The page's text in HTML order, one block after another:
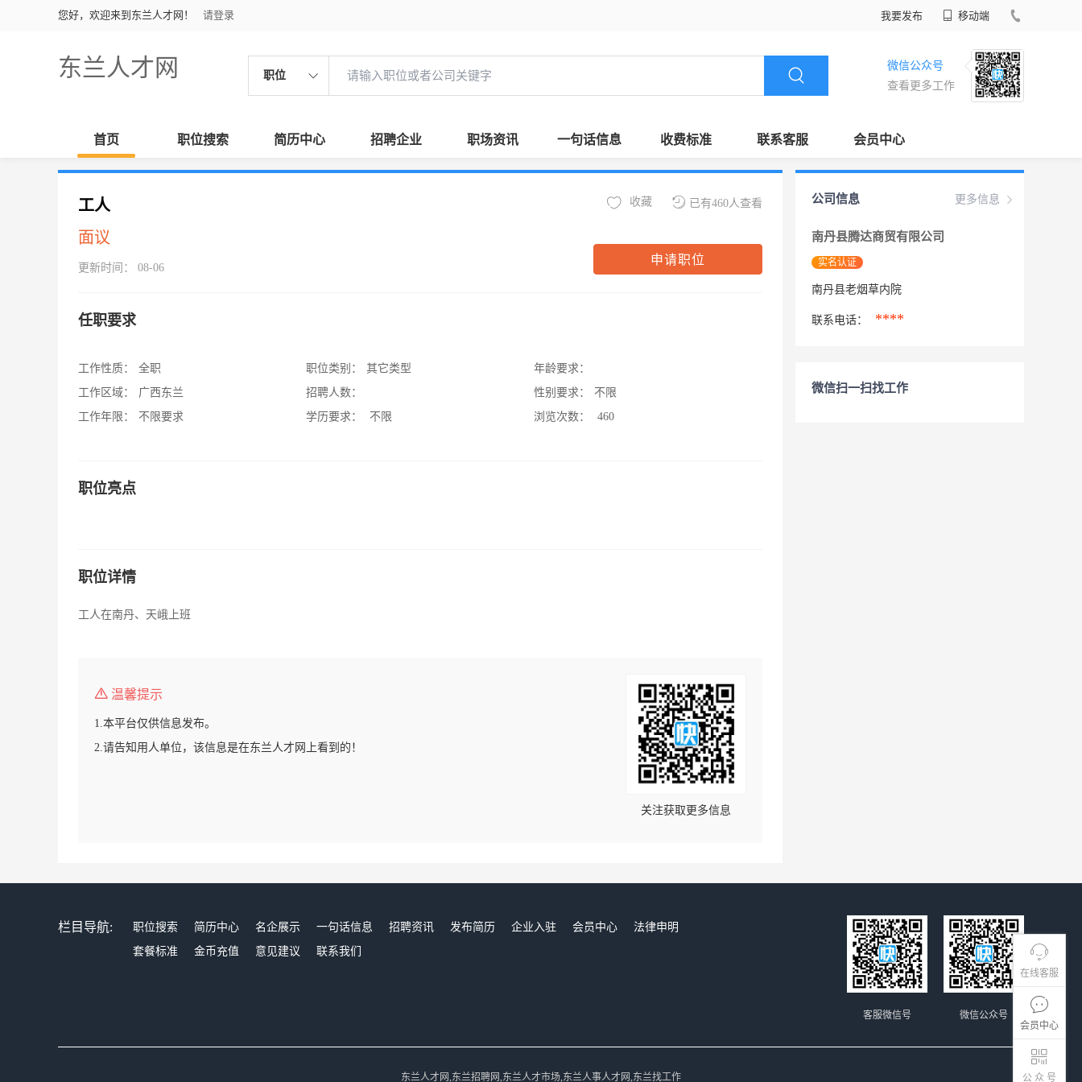
您好，欢迎来到东兰人才网！ 请登录 我要发布 移动端
东兰人才网 职位
微信公众号
查看更多工作
首页 职位搜索 简历中心 招聘企业 职场资讯 一句话信息 收费标准 联系客服 会员中心
在线客服
会员中心
公 众 号
工人
面议
更新时间： 08-06
已有460人查看
收藏
申请职位
任职要求
工作性质：
全职
工作区域：
广西东兰
工作年限：
不限要求
职位类别：
其它类型
招聘人数：
学历要求：
不限
年龄要求：
性别要求：
不限
浏览次数：
460
职位亮点
职位详情
工人在南丹、天峨上班
温馨提示
1.本平台仅供信息发布。
2.请告知用人单位，该信息是在东兰人才网上看到的！
关注获取更多信息
更多信息
公司信息
南丹县腾达商贸有限公司
实名认证
南丹县老烟草内院
联系电话： ****
微信扫一扫找工作
栏目导航: 职位搜索 简历中心 名企展示 一句话信息 招聘资讯 发布简历 企业入驻 会员中心
法律申明
套餐标准
金币充值 意见建议 联系我们
微信公众号
客服微信号
东兰人才网,东兰招聘网,东兰人才市场,东兰人事人才网,东兰找工作